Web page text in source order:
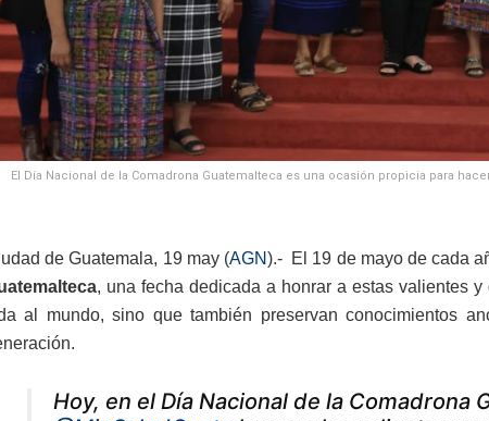
El Día Nacional de la Comadrona Guatemalteca es una ocasión propicia para
de Guatemala, 19 may (AGN).- El 19 de mayo de cada
, una fecha dedicada a honrar a estas valientes
al mundo, sino que también preservan conocimientos
Hoy, en el Día Nacional de la Comadrona